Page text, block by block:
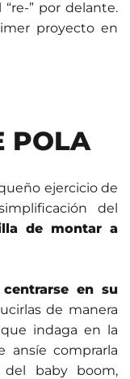
” por delante.
proyecto en
POLA
ejercicio de
del
de montar a
en su
de manera
indaga en la
ansíe comprarla
del baby boom,